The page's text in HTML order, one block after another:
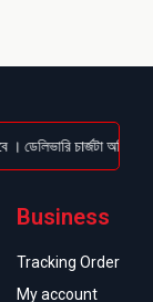
চার্জটা অগ্রিম
Business
Tracking Order
My account